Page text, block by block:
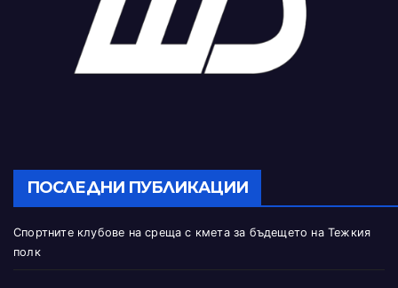
ПОСЛЕДНИ ПУБЛИКАЦИИ
Спортните клубове на среща с кмета за бъдещето на Тежкия
полк